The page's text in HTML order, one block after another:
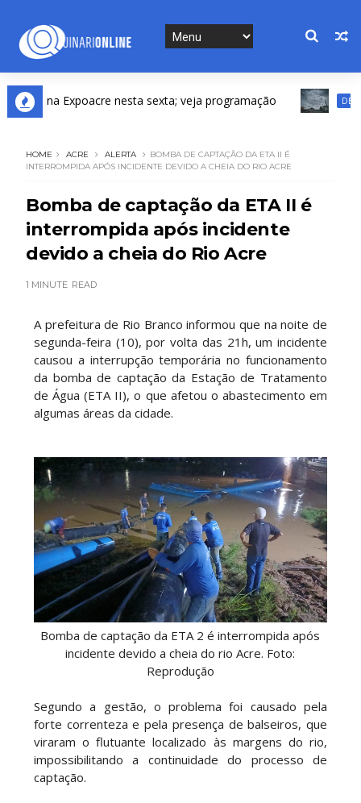
na Expoacre nesta sexta; veja programação DESTAQUES
HOME ACRE ALERTA
BOMBA DE CAPTAÇÃO DA ETA II É
INTERROMPIDA APÓS INCIDENTE DEVIDO A CHEIA DO RIO ACRE
Bomba de captação da ETA II é
interrompida após incidente
devido a cheia do Rio Acre
1 MINUTE READ
A prefeitura de Rio Branco informou que na noite de
segunda-feira (10), por volta das 21h, um incidente
causou a interrupção temporária no funcionamento
da bomba de captação da Estação de Tratamento
de Água (ETA II), o que afetou o abastecimento em
algumas áreas da cidade.
Bomba de captação da ETA 2 é interrompida após
incidente devido a cheia do rio Acre. Foto:
Reprodução
Segundo a gestão, o problema foi causado pela
forte correnteza e pela presença de balseiros, que
viraram o flutuante localizado às margens do rio,
impossibilitando a continuidade do processo de
captação.